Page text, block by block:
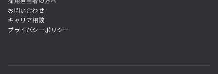
お問い合わせ
キャリア相談
プライバシーポリシー